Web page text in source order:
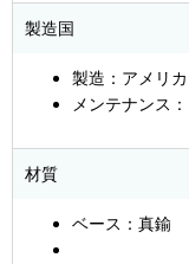
製造国
製造：アメリカ
メンテナンス
材質
ベース：真鍮